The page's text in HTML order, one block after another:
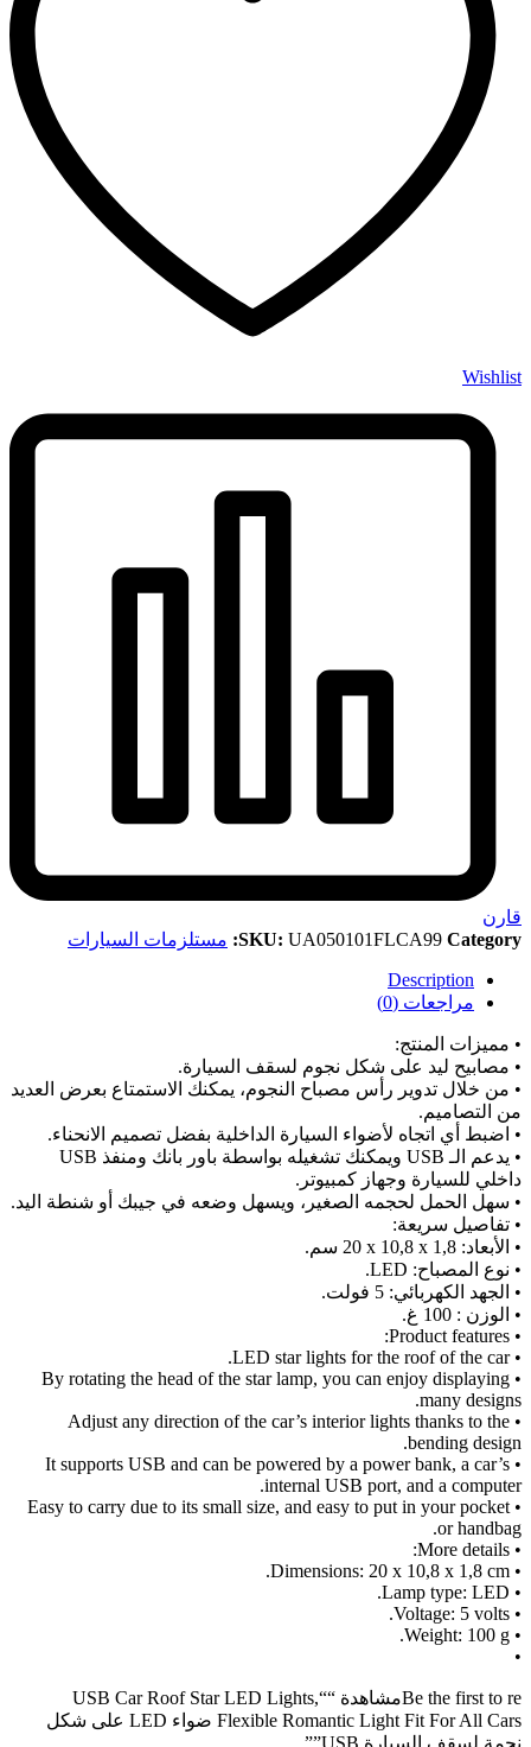
Wishlist
قارن
SKU: UA050101FLCA99 Category:
مستلزمات السيارات
Description
مراجعات (0)
• مميزات المنتج:
• مصابيح ليد على شكل نجوم لسقف السيارة.
• من خلال تدوير رأس مصباح النجوم، يمكنك الاستمتاع بعرض العديد
من التصاميم.
• اضبط أي اتجاه لأضواء السيارة الداخلية بفضل تصميم الانحناء.
• يدعم الـ USB ويمكنك تشغيله بواسطة باور بانك ومنفذ USB
داخلي للسيارة وجهاز كمبيوتر.
• سهل الحمل لحجمه الصغير، ويسهل وضعه في جيبك أو شنطة اليد.
• تفاصيل سريعة:
• الأبعاد: ‎20 x 10,8 x 1,8 سم.
• نوع المصباح: ‎LED.
• الجهد الكهربائي: ‎5 فولت.
• الوزن : ‎100 غ.
• Product features:
• LED star lights for the roof of the car.
• By rotating the head of the star lamp, you can enjoy displaying
many designs.
• Adjust any direction of the car’s interior lights thanks to the
bending design.
• It supports USB and can be powered by a power bank, a car’s
internal USB port, and a computer.
• Easy to carry due to its small size, and easy to put in your pocket
or handbag.
• More details:
• Dimensions: 20 x 10,8 x 1,8 cm.
• Lamp type: LED.
• Voltage: 5 volts.
• Weight: 100 g.
•
Be the first to reمشاهدة ““USB Car Roof Star LED Lights,
Flexible Romantic Light Fit For All Cars ضواء LED على شكل
نجمة لسقف السيارة USB””